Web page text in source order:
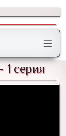
1 серия